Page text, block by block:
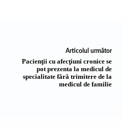
Articolul următor
Pacienţii cu afecţiuni cronice se
pot prezenta la medicul de
specialitate fără trimitere de la
medicul de familie